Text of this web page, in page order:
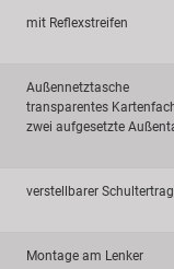
mit Reflexstreifen
Außennetztasche
transparentes
zwei aufgesetzte
verstellbarer
Montage am Lenker